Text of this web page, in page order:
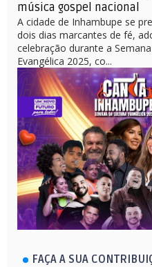
música gospel nacional
A cidade de Inhambupe se
dois dias marcantes de fé,
celebração durante a
Evangélica 2025, co...
FAÇA A SUA